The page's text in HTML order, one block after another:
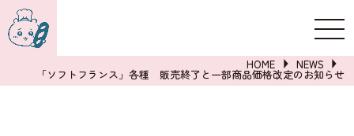
HOME NEWS
「ソフトフランス」各種 販売終了と一部商品価格改定のお知らせ